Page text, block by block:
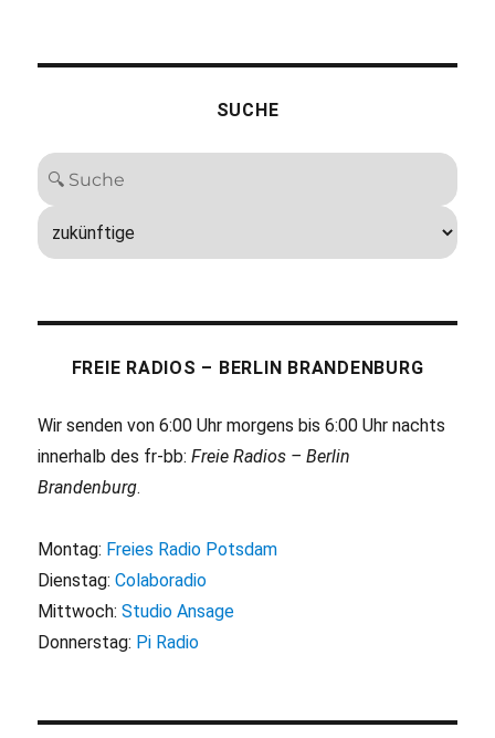
SUCHE
FREIE RADIOS – BERLIN BRANDENBURG
Wir senden von 6:00 Uhr morgens bis 6:00 Uhr nachts
innerhalb des fr-bb:Freie Radios – Berlin
Brandenburg.
Montag: Freies Radio Potsdam
Dienstag:Colaboradio
Mittwoch:Studio Ansage
Donnerstag: Pi Radio